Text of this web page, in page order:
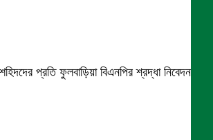
প্রতি ফুলবাড়িয়া বিএনপির শ্রদ্ধা নিবেদন